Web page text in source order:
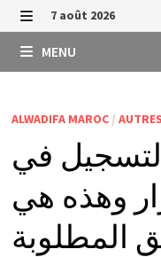
Passer
au
contenu
MENU
7 août 2026
MENU
ALWADIFA MAROC/
في
وهذه هي
المطلوبة